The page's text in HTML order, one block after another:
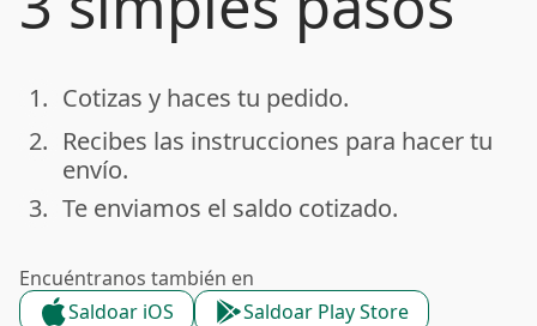
done
1. Cotizas y haces tu pedido.
done
2. Recibes las instrucciones para hacer tu
envío.
done
3. Te enviamos el saldo cotizado.
Encuéntranos también en
Saldoar iOS
Saldoar Play Store